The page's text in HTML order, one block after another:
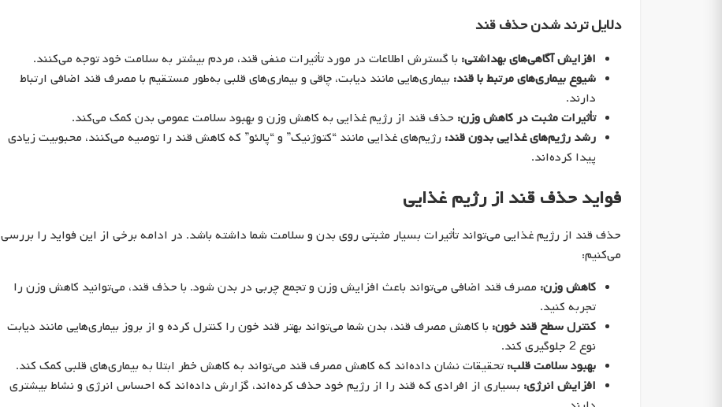
دلایل ترند شدن حذف قند
افزایش آگاهی‌های بهداشتی: با گسترش اطلاعات در مورد تأثیرات منفی قند، مردم بیشتر به سلامت خود توجه می‌کنند.
شیوع بیماری‌های مرتبط با قند: بیماری‌هایی مانند دیابت، چاقی و بیماری‌های قلبی به‌طور مستقیم با مصرف قند اضافی ارتباط
دارند.
تأثیرات مثبت در کاهش وزن: حذف قند از رژیم غذایی به کاهش وزن و بهبود سلامت عمومی بدن کمک می‌کند.
رشد رژیم‌های غذایی بدون قند: رژیم‌های غذایی مانند “کتوژنیک” و “پالئو” که کاهش قند را توصیه می‌کنند، محبوبیت زیادی
پیدا کرده‌اند.
فواید حذف قند از رژیم غذایی
حذف قند از رژیم غذایی می‌تواند تأثیرات بسیار مثبتی روی بدن و سلامت شما داشته باشد. در ادامه برخی از این فواید را بررسی
می‌کنیم:
کاهش وزن: مصرف قند اضافی می‌تواند باعث افزایش وزن و تجمع چربی در بدن شود. با حذف قند، می‌توانید کاهش وزن را
تجربه کنید.
کنترل سطح قند خون: با کاهش مصرف قند، بدن شما می‌تواند بهتر قند خون را کنترل کرده و از بروز بیماری‌هایی مانند دیابت
نوع 2 جلوگیری کند.
بهبود سلامت قلب: تحقیقات نشان داده‌اند که کاهش مصرف قند می‌تواند به کاهش خطر ابتلا به بیماری‌های قلبی کمک کند.
افزایش انرژی: بسیاری از افرادی که قند را از رژیم خود حذف کرده‌اند، گزارش داده‌اند که احساس انرژی و نشاط بیشتری